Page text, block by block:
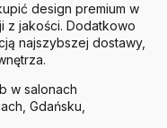
design premium w
z jakości. Dodatkowo
najszybszej dostawy,
w salonach
Gdańsku,